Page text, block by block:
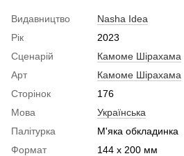
Видавництво
Nasha Idea
Рік
2023
Сценарій
Камоме Шірахама
Арт
Камоме Шірахама
Сторінок
176
Мова
Українська
Палітурка
М'яка обкладинка
Формат
144 x 200 мм